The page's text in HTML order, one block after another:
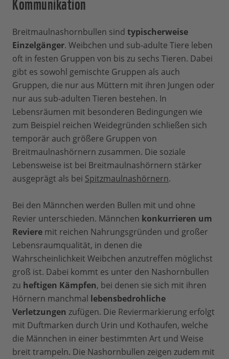
Breitmaulnashornbullen sind typischerweise
Einzelgänger. Weibchen und sub-adulte Tiere leben
oft in festen Gruppen von bis zu sechs Tieren. Dabei
gibt es sowohl gemischte Gruppen als auch
Gruppen, die nur aus Müttern mit ihren Jungen oder
nur aus sub-adulten Tieren bestehen. In
Lebensräumen mit besonderen Bedingungen wie
zum Beispiel reichen Weidegründen schließen sich
temporär auch größere Gruppen von
Breitmaulnashörnern zusammen. Die soziale
Lebensweise ist bei Breitmaulnashörnern stärker
ausgeprägt als bei Spitzmaulnashörnern.
Bei den Männchen werden Bullen mit und ohne
Revier unterschieden. Männchen konkurrieren um
Reviere mit reichen Nahrungsgründen und großer
Lebensraumqualität, in denen die
Wahrscheinlichkeit Weibchen anzutreffen möglichst
groß ist. Dabei kommt es unter den Nashornbullen
zu heftigen Kämpfen, bei denen sie sich mit ihren
Hörnern manchmal lebensbedrohliche
Verletzungen zufügen. Die Reviermarkierung erfolgt
mit Duftmarken durch Urin und Kothaufen, welche
die Männchen in einer bestimmten Art und Weise
breit trampeln. Die Nashornbullen zeigen zudem mit